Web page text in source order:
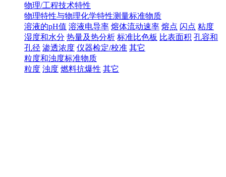
物理/工程技术特性
物理特性与物理化学特性测量标准物质
溶液的pH值 溶液电导率 熔体流动速率 熔点 闪点 粘度
湿度和水分 热量及热分析 标准比色板 比表面积 孔容和
孔径 渗透浓度 仪器检定/校准 其它
粒度和浊度标准物质
粒度 浊度 燃料抗爆性 其它